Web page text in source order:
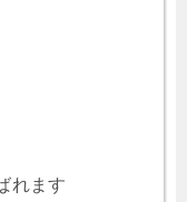
れます